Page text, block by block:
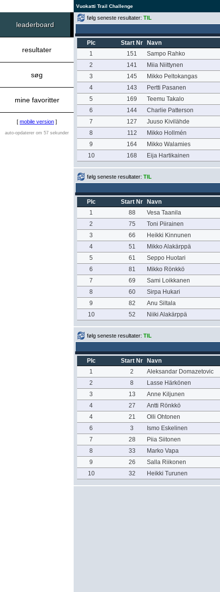
Vuokatti Trail Challenge
leaderboard
resultater
søg
mine favoritter
[ mobile version ]
auto-opdaterer om 57 sekunder
følg seneste resultater: TIL
Plc Start Nr
Navn
1
151
Sampo Rahko
2
141
Miia Niittynen
3
145
Mikko Peltokangas
4
143
Pertti Pasanen
5
169
Teemu Takalo
6
144
Charlie Patterson
7
127
Juuso Kivilähde
8
112
Mikko Hollmén
9
164
Mikko Walamies
10
168 Eija Hartikainen
følg seneste resultater: TIL
Plc Start Nr
Navn
1
88
Vesa Taanila
2
75
Toni Piirainen
3
66
Heikki Kinnunen
4
51
Mikko Alakärppä
5
61
Seppo Huotari
6
81
Mikko Rönkkö
7
69
Sami Loikkanen
8
60
Sirpa Hukari
9
82
Anu Siltala
10
52 Niiki Alakärppä
følg seneste resultater: TIL
Plc Start Nr
Navn
1
2
Aleksandar Domazetovic
2
8
Lasse Härkönen
3
13
Anne Kiljunen
4
27
Antti Rönkkö
4
21
Olli Ohtonen
6
3
Ismo Eskelinen
7
28
Piia Siitonen
8
33
Marko Vapa
9
26
Salla Riikonen
10
32 Heikki Turunen